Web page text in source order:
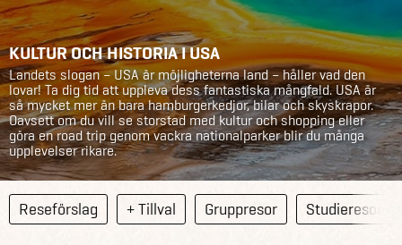
KULTUR OCH HISTORIA I USA
Landets slogan – USA är möjligheterna land – håller vad den
lovar! Ta dig tid att uppleva dess fantastiska mångfald. USA är
så mycket mer än bara hamburgerkedjor, bilar och skyskrapor.
Oavsett om du vill se storstad med kultur och shopping eller
göra en road trip genom vackra nationalparker blir du många
upplevelser rikare.
Reseförslag + Tillval Gruppresor Studieresor